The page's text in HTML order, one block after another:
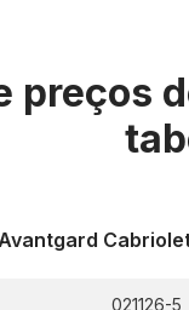
preços
021126-5